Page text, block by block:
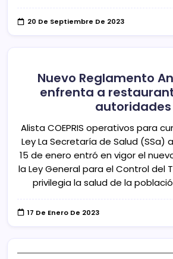
20 De Septiembre De 2023
Nuevo Reglamento
enfrenta a
autoridades
Alista COEPRIS operativos para
Ley La Secretaría de Salud (SSa)
15 de enero entró en vigor el
la Ley General para el Control del
privilegia la salud de la
17 De Enero De 2023